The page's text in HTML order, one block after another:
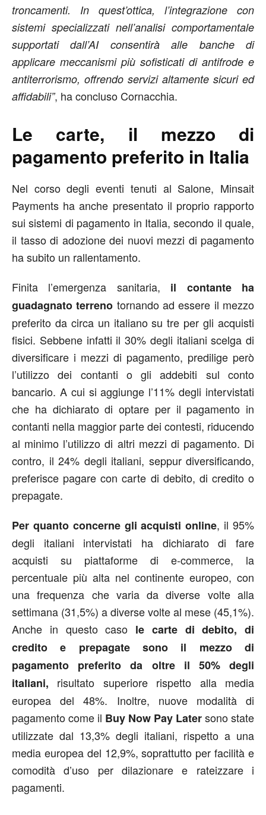
troncamenti. In quest’ottica, l’integrazione con
sistemi specializzati nell’analisi comportamentale
supportati dall’AI consentirà alle banche di
applicare meccanismi più sofisticati di antifrode e
antiterrorismo, offrendo servizi altamente sicuri ed
affidabili”, ha concluso Cornacchia.
Le carte, il mezzo di
pagamento preferito in Italia
Nel corso degli eventi tenuti al Salone, Minsait
Payments ha anche presentato il proprio rapporto
sui sistemi di pagamento in Italia, secondo il quale,
il tasso di adozione dei nuovi mezzi di pagamento
ha subito un rallentamento.
Finita l’emergenza sanitaria, il contante ha
guadagnato terreno tornando ad essere il mezzo
preferito da circa un italiano su tre per gli acquisti
fisici. Sebbene infatti il 30% degli italiani scelga di
diversificare i mezzi di pagamento, predilige però
l’utilizzo dei contanti o gli addebiti sul conto
bancario. A cui si aggiunge l’11% degli intervistati
che ha dichiarato di optare per il pagamento in
contanti nella maggior parte dei contesti, riducendo
al minimo l’utilizzo di altri mezzi di pagamento. Di
contro, il 24% degli italiani, seppur diversificando,
preferisce pagare con carte di debito, di credito o
prepagate.
Per quanto concerne gli acquisti online, il 95%
degli italiani intervistati ha dichiarato di fare
acquisti su piattaforme di e-commerce, la
percentuale più alta nel continente europeo, con
una frequenza che varia da diverse volte alla
settimana (31,5%) a diverse volte al mese (45,1%).
Anche in questo caso le carte di debito, di
credito e prepagate sono il mezzo di
pagamento preferito da oltre il 50% degli
italiani, risultato superiore rispetto alla media
europea del 48%. Inoltre, nuove modalità di
pagamento come il Buy Now Pay Latersono state
utilizzate dal 13,3% degli italiani, rispetto a una
media europea del 12,9%, soprattutto per facilità e
comodità d’uso per dilazionare e rateizzare i
pagamenti.